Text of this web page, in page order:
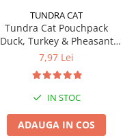
TUNDRA CAT
Tundra Cat Pouchpack
Duck, Turkey & Pheasant
85g (rata, curcan & fazan)
7,97 Lei
IN STOC
ADAUGA IN COS